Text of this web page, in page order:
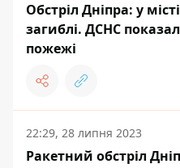
Обстріл Дніпра: у
загиблі. ДСНС
пожежі
22:29, 28 липня 2023
Ракетний обстріл